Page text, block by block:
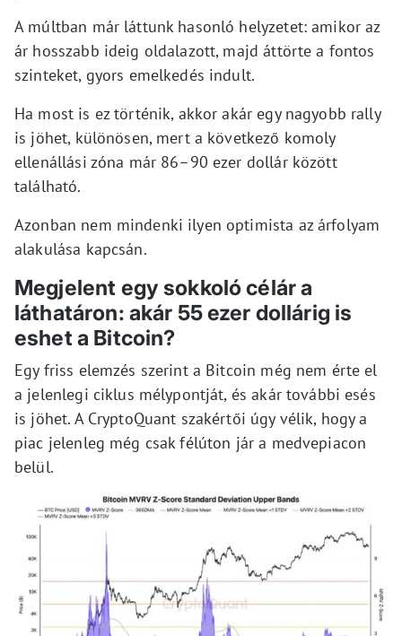
A múltban már láttunk hasonló helyzetet: amikor az
ár hosszabb ideig oldalazott, majd áttörte a fontos
szinteket, gyors emelkedés indult.
Ha most is ez történik, akkor akár egy nagyobb rally
is jöhet, különösen, mert a következő komoly
ellenállási zóna már 86–90 ezer dollár között
található.
Azonban nem mindenki ilyen optimista az árfolyam
alakulása kapcsán.
Megjelent egy sokkoló célár a
láthatáron: akár 55 ezer dollárig is
eshet a Bitcoin?
Egy friss elemzés szerint a Bitcoin még nem érte el
a jelenlegi ciklus mélypontját, és akár további esés
is jöhet. A CryptoQuant szakértői úgy vélik, hogy a
piac jelenleg még csak félúton jár a medvepiacon
belül.